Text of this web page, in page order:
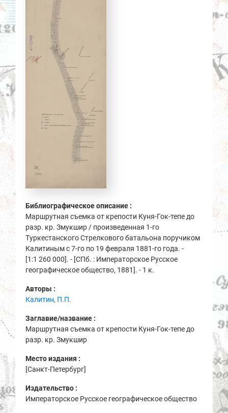
Библиографическое описание :
Маршрутная съемка от крепости Куня-Гок-тепе до
разр. кр. Змукшир / произведенная 1-го
Туркестанского Стрелкового батальона поручиком
Калитиным с 7-го по 19 февраля 1881-го года. -
[1:1 260 000]. - [СПб. : Императорское Русское
географическое общество, 1881]. - 1 к.
Авторы :
Калитин, П.П.
Заглавие/название :
Маршрутная съемка от крепости Куня-Гок-тепе до
разр. кр. Змукшир
Место издания :
[Санкт-Петербург]
Издательство :
Императорское Русское географическое общество